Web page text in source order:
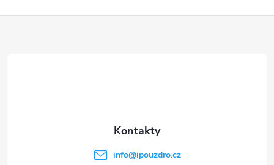
info@ipouzdro.cz